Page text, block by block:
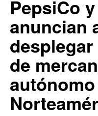
PepsiCo
anuncian
de